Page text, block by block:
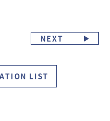
LIST
NEXT